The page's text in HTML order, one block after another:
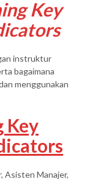
Key
instruktur
bagaimana
menggunakan
Key
Asisten Manajer,